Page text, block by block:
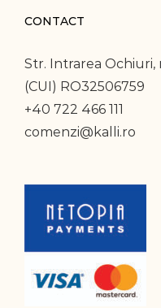
CONTACT
Str. Intrarea Ochiuri,
(CUI) RO32506759
+40 722 466 111
comenzi@kalli.ro